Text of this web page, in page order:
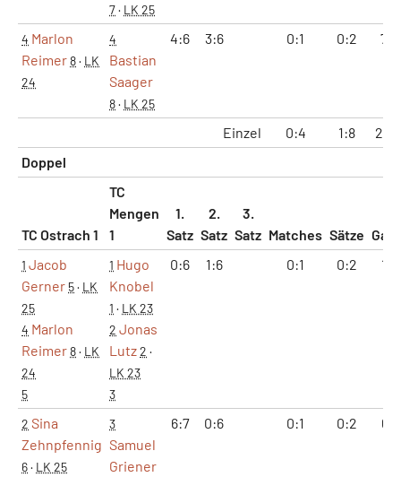
7· LK 25
4 Marlon
Reimer8· LK
24
4
Bastian
Saager
8· LK 25
4:6 3:6 0:1 0:2
Einzel 0:4 1:8
Doppel
TC Ostrach 1
TC
Mengen
1
1.
Satz
2.
Satz
3.
Satz Matches Sätze
1 Jacob
Gerner 5· LK
25
4 Marlon
Reimer8· LK
24
5
1 Hugo
Knobel
1 · LK 23
2 Jonas
Lutz2 ·
LK 23
3
0:6 1:6 0:1 0:2
2 Sina
Zehnpfennig
6· LK 25
3
Samuel
Griener
6:7 0:6 0:1 0:2